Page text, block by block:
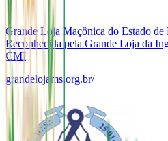
Grande Loja Maçônica do Estado de
Reconhecida pela Grande Loja da
CMI
grandelojams.org.br/